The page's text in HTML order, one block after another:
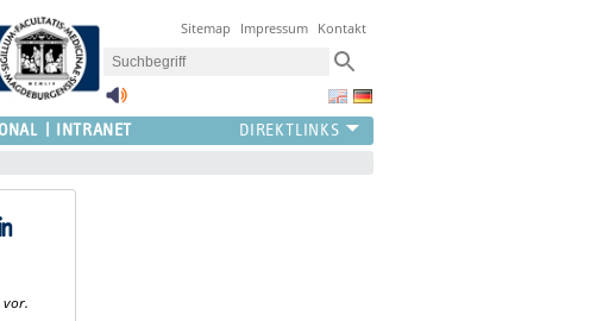
Sitemap Impressum Kontakt
INTRANET
vor.